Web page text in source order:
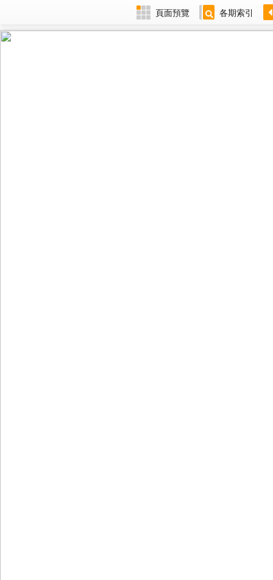
頁面預覽 各期索引